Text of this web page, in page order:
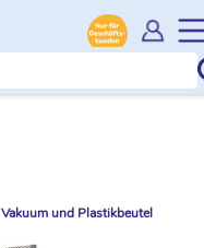
Vakuum und Plastikbeutel